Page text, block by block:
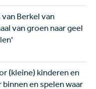
Berkel van
van groen naar geel
(kleine) kinderen en
en spelen waar